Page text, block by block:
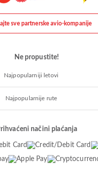
sve partnerske avio-kompanije
Ne propustite!
Najpopularniji letovi
Najpopularnije rute
načini plaćanja